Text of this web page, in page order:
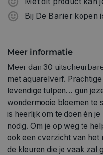
Bij De Banier kopen
Meer informatie
Meer dan 30
met aquarelverf.
levendige tulpen… gun
wondermooie bloemen te
is heerlijk om te doen én
nodig. Om je op weg te
ook een overzicht van het
de kleuren die je vaak zal